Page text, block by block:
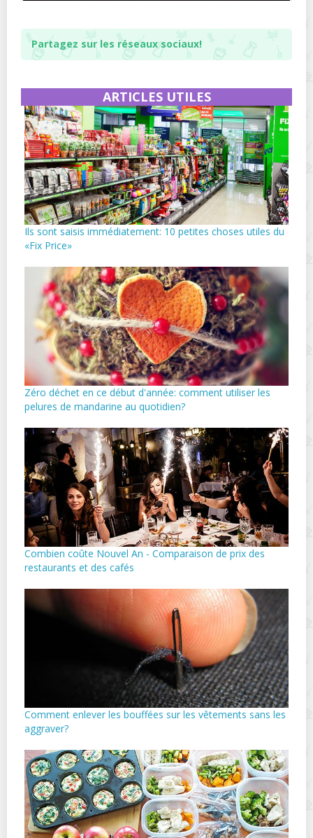
Partagez sur les réseaux sociaux!
ARTICLES UTILES
Ils sont saisis immédiatement: 10 petites choses utiles du
«Fix Price»
Zéro déchet en ce début d'année: comment utiliser les
pelures de mandarine au quotidien?
Combien coûte Nouvel An - Comparaison de prix des
restaurants et des cafés
Comment enlever les bouffées sur les vêtements sans les
aggraver?